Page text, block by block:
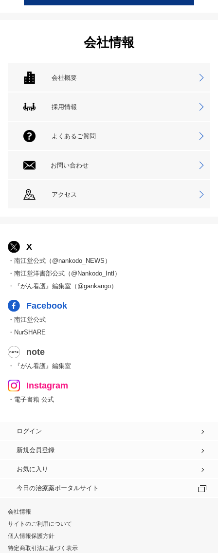
会社情報
会社概要
採用情報
よくあるご質問
お問い合わせ
アクセス
X
・南江堂公式（@nankodo_NEWS）
・南江堂洋書部公式（@Nankodo_Intl）
・『がん看護』編集室（@gankango）
Facebook
・南江堂公式
・NurSHARE
note
・『がん看護』編集室
Instagram
・電子書籍 公式
ログイン
新規会員登録
お気に入り
今日の治療薬ポータルサイト
会社情報
サイトのご利用について
個人情報保護方針
特定商取引法に基づく表示